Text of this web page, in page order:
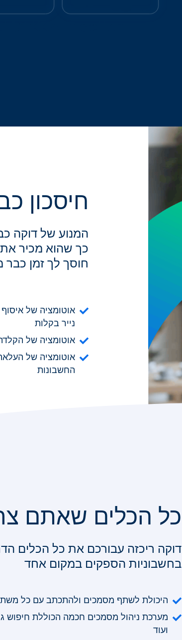
חיסכון
המנוע של דוקה
כך שהוא מכיר את
חוסך לך זמן כבר
אוטומציה של
נייר בקלות
אוטומציה של
אוטומציה של
החשבונות
כל הכלים שאתם
דוקה ריכזה עבורכם את כל הכלים
בחשבוניות הספקים במקום אחד
היכולת לשתף מסמכים ולהתכתב עם כל
מערכת ניהול מסמכים חכמה הכוללת חיפוש
ועוד